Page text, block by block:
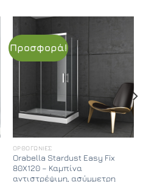
Προσφορά!
ΟΡΘΟΓΏΝΙΕΣ
Orabella Stardust Easy Fix
80X120 – Καμπίνα
αντιστρέψιμη, ασύμμετρη